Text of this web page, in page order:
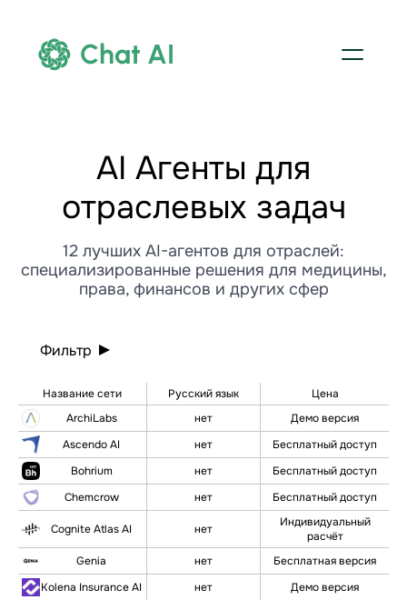
Chat AI
AI Агенты для
отраслевых задач
12 лучших AI-агентов для отраслей:
специализированные решения для медицины,
права, финансов и других сфер
Фильтр
Название сети Русский язык
Цена
ArchiLabs
нет
Демо версия
Ascendo AI
нет
Бесплатный доступ
Bohrium
нет
Бесплатный доступ
Chemcrow
нет Бесплатный доступ
Cognite Atlas AI нет
Индивидуальный
расчёт
Genia
нет
Бесплатная версия
Kolena Insurance AI
нет
Демо версия